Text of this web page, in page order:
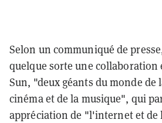
Selon un communiqué de
quelque sorte une collaboration
Sun, "deux géants du monde de
cinéma et de la musique", qui
appréciation de "l'internet et de